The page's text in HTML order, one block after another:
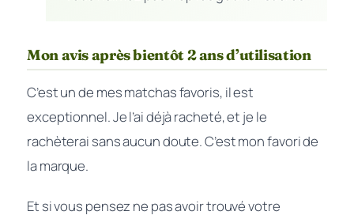
Mon avis après bientôt 2 ans d’utilisation
C’est un de mes matchas favoris, il est
exceptionnel. Je l’ai déjà racheté, et je le
rachèterai sans aucun doute. C’est mon favori de
la marque.
Et si vous pensez ne pas avoir trouvé votre